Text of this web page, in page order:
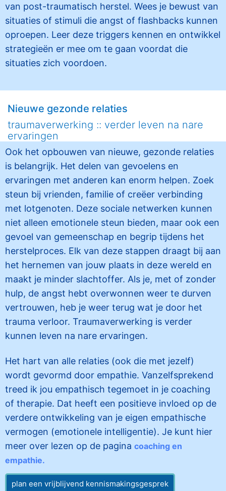
van post-traumatisch herstel. Wees je bewust van
situaties of stimuli die angst of flashbacks kunnen
oproepen. Leer deze triggers kennen en ontwikkel
strategieën er mee om te gaan voordat die
situaties zich voordoen.
Nieuwe gezonde relaties
traumaverwerking :: verder leven na nare
ervaringen
Ook het opbouwen van nieuwe, gezonde relaties
is belangrijk. Het delen van gevoelens en
ervaringen met anderen kan enorm helpen. Zoek
steun bij vrienden, familie of creëer verbinding
met lotgenoten. Deze sociale netwerken kunnen
niet alleen emotionele steun bieden, maar ook een
gevoel van gemeenschap en begrip tijdens het
herstelproces. Elk van deze stappen draagt bij aan
het hernemen van jouw plaats in deze wereld en
maakt je minder slachtoffer. Als je, met of zonder
hulp, de angst hebt overwonnen weer te durven
vertrouwen, heb je weer terug wat je door het
trauma verloor. Traumaverwerking is verder
kunnen leven na nare ervaringen.
Het hart van alle relaties (ook die met jezelf)
wordt gevormd door empathie. Vanzelfsprekend
treed ik jou empathisch tegemoet in je coaching
of therapie. Dat heeft een positieve invloed op de
verdere ontwikkeling van je eigen empathische
vermogen (emotionele intelligentie). Je kunt hier
meer over lezen op de pagina coaching en
empathie.
plan een vrijblijvend kennismakingsgesprek